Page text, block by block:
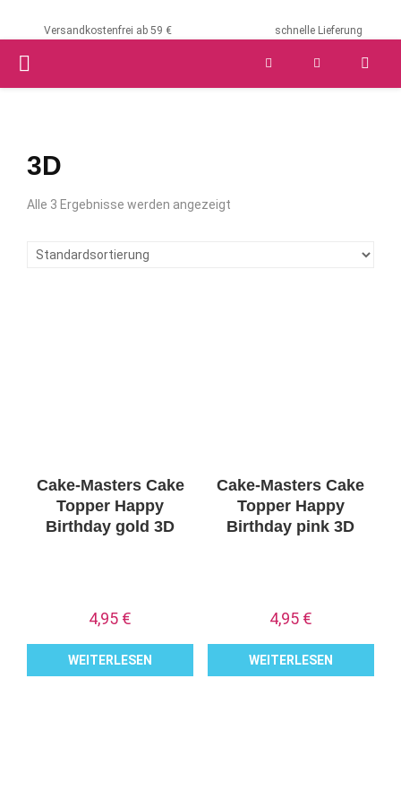
Versandkostenfrei ab 59 € schnelle Lieferung
PRIMARY
3D
Alle 3 Ergebnisse werden angezeigt
Cake-Masters Cake
Topper Happy
Birthday gold 3D
4,95 €
WEITERLESEN
Cake-Masters Cake
Topper Happy
Birthday pink 3D
4,95 €
WEITERLESEN